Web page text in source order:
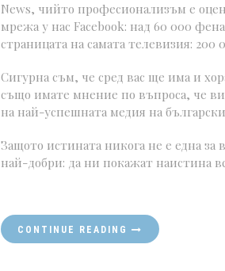
News, чийто професионализъм е
мрежа у нас Facebook: над 60 000
страницата на самата телевизия: 200
Сигурна съм, че сред вас ще има и
също имате мнение по въпроса, че
на най-успешната медия на
Защото истината никога не е една за
най-добри: да ни покажат наистина
CONTINUE READING